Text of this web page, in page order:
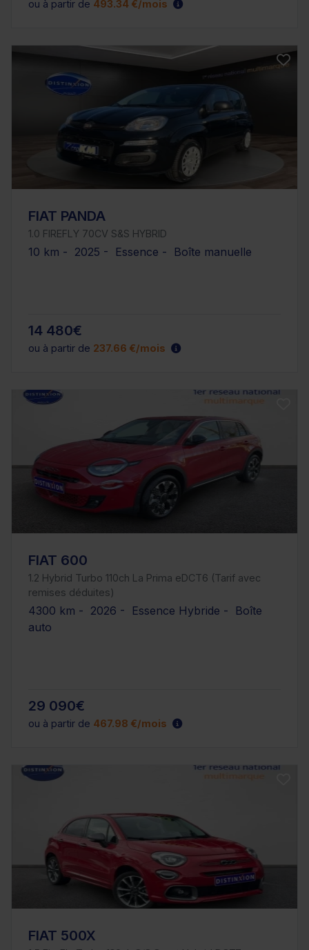
ou à partir de 493.34 €/mois
FIAT PANDA
1.0 FIREFLY 70CV S&S HYBRID
10 km - 2025 - Essence - Boîte manuelle
14 480€
ou à partir de 237.66 €/mois
FIAT 600
1.2 Hybrid Turbo 110ch La Prima eDCT6 (Tarif avec
remises déduites)
4300 km - 2026 - Essence Hybride - Boîte
auto
29 090€
ou à partir de 467.98 €/mois
FIAT 500X